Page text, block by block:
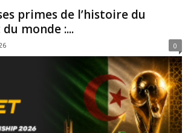
primes de l’histoire du
monde :...
0